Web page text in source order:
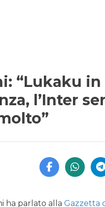
“Lukaku in
l’Inter
ha parlato alla Gazzetta